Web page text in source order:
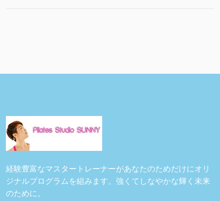
経験豊富なマスタートレーナーがあなたのためだけにオリ
ジナルプログラムを組みます。強くてしなやかな輝く未来
のために。